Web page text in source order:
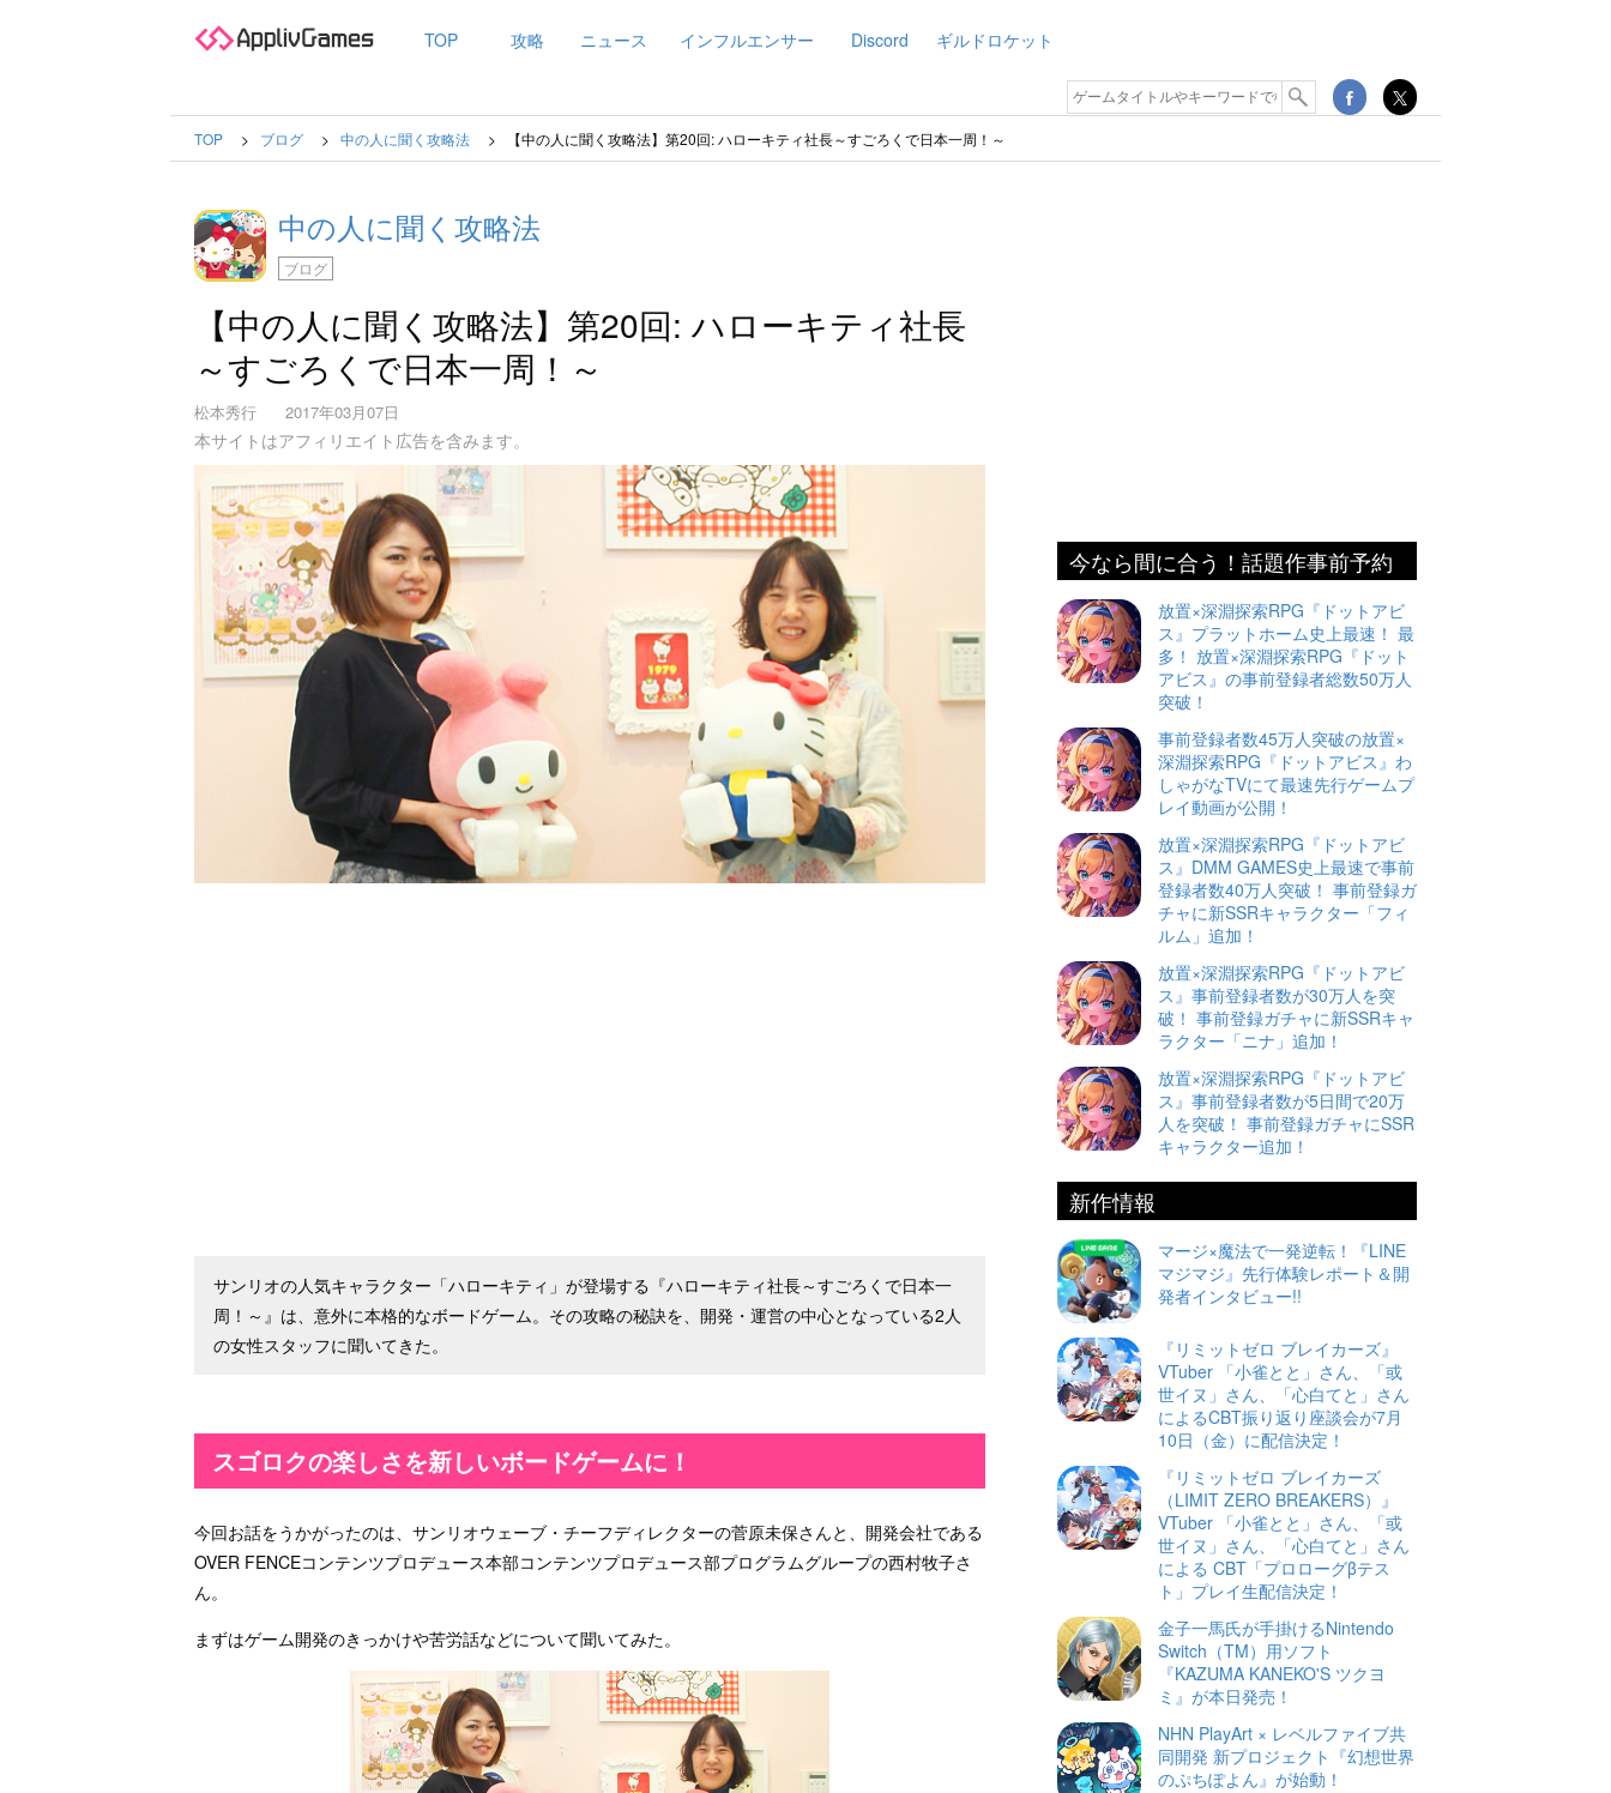
TOP 攻略 ニュース インフルエンサー Discord ギルドロケット
TOP ブログ 中の人に聞く攻略法 【中の人に聞く攻略法】第20回: ハローキティ社長～すごろくで日本一周！～
中の人に聞く攻略法
ブログ
【中の人に聞く攻略法】第20回: ハローキティ社長
～すごろくで日本一周！～
松本秀行 2017年03月07日
本サイトはアフィリエイト広告を含みます。
サンリオの人気キャラクター「ハローキティ」が登場する『ハローキティ社長～すごろくで日本一
周！～』は、意外に本格的なボードゲーム。その攻略の秘訣を、開発・運営の中心となっている2人
の女性スタッフに聞いてきた。
スゴロクの楽しさを新しいボードゲームに！
今回お話をうかがったのは、サンリオウェーブ・チーフディレクターの菅原未保さんと、開発会社である
OVER FENCEコンテンツプロデュース本部コンテンツプロデュース部プログラムグループの西村牧子さ
ん。
まずはゲーム開発のきっかけや苦労話などについて聞いてみた。
今なら間に合う！話題作事前予約
放置×深淵探索RPG『ドットアビ
ス』プラットホーム史上最速！ 最
多！ 放置×深淵探索RPG『ドット
アビス』の事前登録者総数50万人
突破！
事前登録者数45万人突破の放置×
深淵探索RPG『ドットアビス』わ
しゃがなTVにて最速先行ゲームプ
レイ動画が公開！
放置×深淵探索RPG『ドットアビ
ス』DMM GAMES史上最速で事前
登録者数40万人突破！ 事前登録ガ
チャに新SSRキャラクター「フィ
ルム」追加！
放置×深淵探索RPG『ドットアビ
ス』事前登録者数が30万人を突
破！ 事前登録ガチャに新SSRキャ
ラクター「ニナ」追加！
放置×深淵探索RPG『ドットアビ
ス』事前登録者数が5日間で20万
人を突破！ 事前登録ガチャにSSR
キャラクター追加！
新作情報
マージ×魔法で一発逆転！『LINE
マジマジ』先行体験レポート＆開
発者インタビュー!!
『リミットゼロ ブレイカーズ』
VTuber 「小雀とと」さん、「或
世イヌ」さん、「心白てと」さん
によるCBT振り返り座談会が7月
10日（金）に配信決定！
『リミットゼロ ブレイカーズ
（LIMIT ZERO BREAKERS）』
VTuber 「小雀とと」さん、「或
世イヌ」さん、「心白てと」さん
による CBT「プロローグβテス
ト」プレイ生配信決定！
金子一馬氏が手掛けるNintendo
Switch（TM）用ソフト
『KAZUMA KANEKO'S ツクヨ
ミ』が本日発売！
NHN PlayArt × レベルファイブ共
同開発 新プロジェクト『幻想世界
のぷちぽよん』が始動！